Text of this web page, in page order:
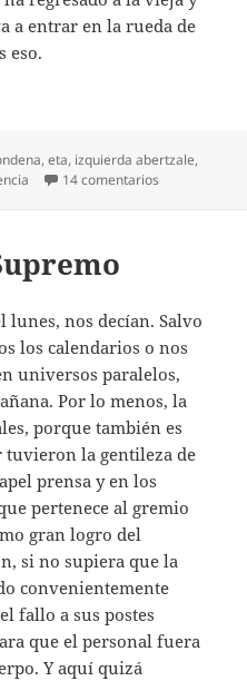
a entrar en la rueda de
eso.
,eta, izquierda abertzale,
14 comentarios
lunes, nos decían. Salvo
los calendarios o nos
universos paralelos,
Por lo menos, la
porque también es
tuvieron la gentileza de
prensa y en los
pertenece al gremio
gran logro del
si no supiera que la
convenientemente
fallo a sus postes
que el personal fuera
Y aquí quizá